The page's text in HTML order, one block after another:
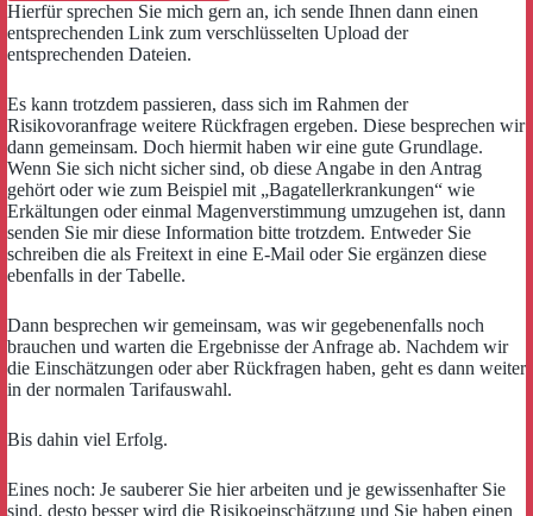
Hierfür sprechen Sie mich gern an, ich sende Ihnen dann einen
entsprechenden Link zum verschlüsselten Upload der
entsprechenden Dateien.
Es kann trotzdem passieren, dass sich im Rahmen der
Risikovoranfrage weitere Rückfragen ergeben. Diese besprechen wir
dann gemeinsam. Doch hiermit haben wir eine gute Grundlage.
Wenn Sie sich nicht sicher sind, ob diese Angabe in den Antrag
gehört oder wie zum Beispiel mit „Bagatellerkrankungen“ wie
Erkältungen oder einmal Magenverstimmung umzugehen ist, dann
senden Sie mir diese Information bitte trotzdem. Entweder Sie
schreiben die als Freitext in eine E-Mail oder Sie ergänzen diese
ebenfalls in der Tabelle.
Dann besprechen wir gemeinsam, was wir gegebenenfalls noch
brauchen und warten die Ergebnisse der Anfrage ab. Nachdem wir
die Einschätzungen oder aber Rückfragen haben, geht es dann weiter
in der normalen Tarifauswahl.
Bis dahin viel Erfolg.
Eines noch: Je sauberer Sie hier arbeiten und je gewissenhafter Sie
sind, desto besser wird die Risikoeinschätzung und Sie haben einen